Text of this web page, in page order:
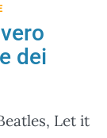
dei
Let it